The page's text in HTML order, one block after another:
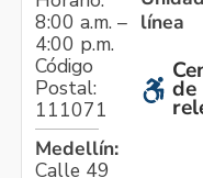
8:00 a.m. –
4:00 p.m.
Código
Postal:
111071
Medellín:
Calle 49
línea
de